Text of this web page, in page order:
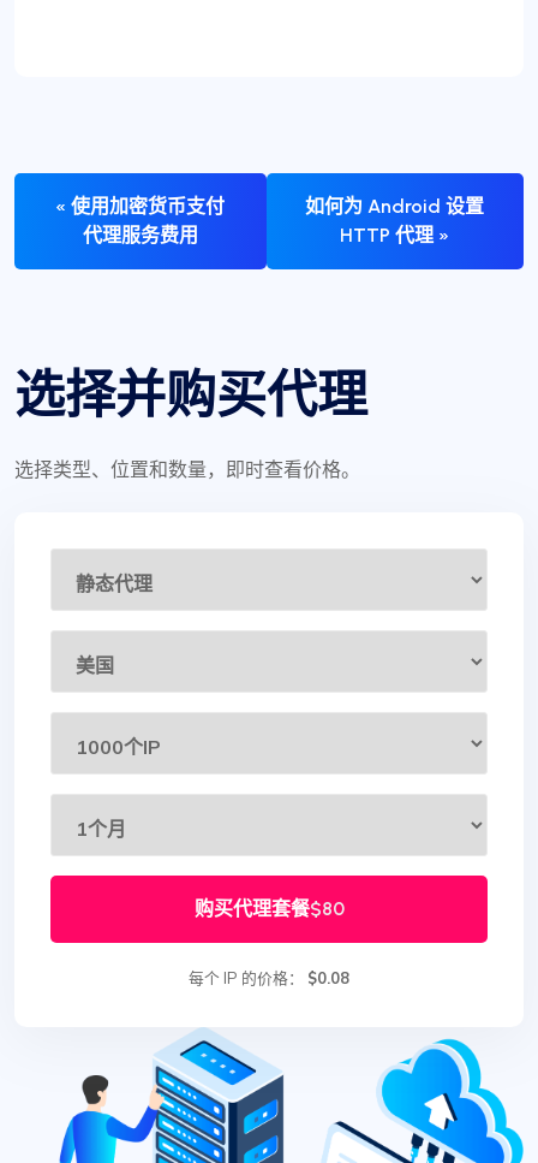
« 使用加密货币支付
代理服务费用
如何为 Android 设置
HTTP 代理 »
选择并购买代理
选择类型、位置和数量，即时查看价格。
购买代理套餐$80
每个 IP 的价格： $0.08